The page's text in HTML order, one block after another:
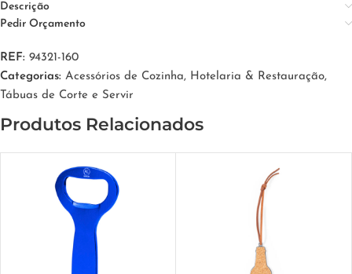
Descrição
Pedir Orçamento
REF: 94321-160
Categorias: Acessórios de Cozinha, Hotelaria & Restauração,
Tábuas de Corte e Servir
Produtos Relacionados